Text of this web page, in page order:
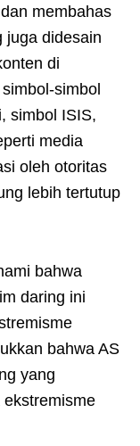
membahas
juga didesain
di
simbol
simbol ISIS,
media
oleh otoritas
lebih tertutup
bahwa
daring ini
bahwa AS
yang